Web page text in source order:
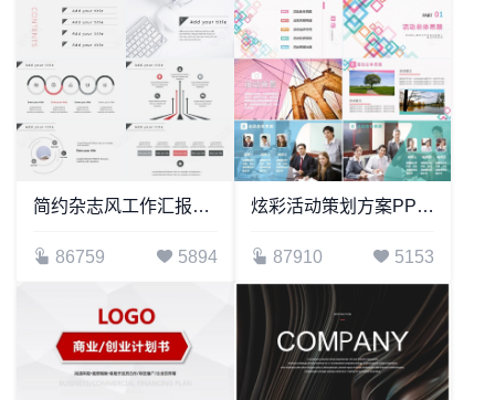
简约杂志风工作汇报总结商务合作通用PPT模板
86759 5894
炫彩活动策划方案PPT模板
87910 5153